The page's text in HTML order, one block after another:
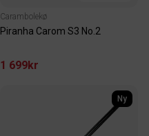
Carambolekø
Piranha Carom S3 No.2
1 699kr
Ny